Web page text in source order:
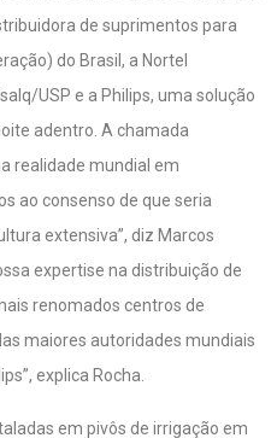
de suprimentos para
do Brasil, a Nortel
USP e a Philips, uma solução
adentro. A chamada
realidade mundial em
ao consenso de que seria
extensiva”, diz Marcos
expertise na distribuição de
renomados centros de
maiores autoridades mundiais
explica Rocha.
em pivôs de irrigação em